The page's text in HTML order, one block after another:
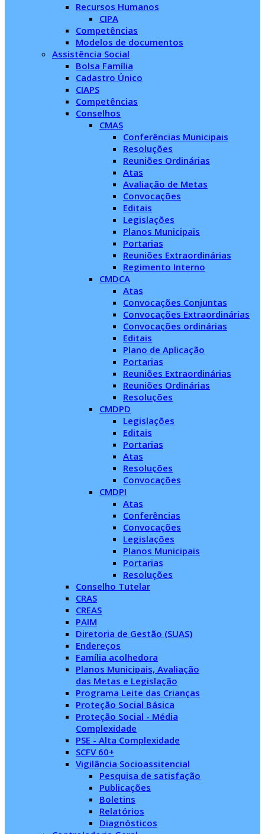
Recursos Humanos
CIPA
Competências
Modelos de documentos
Assistência Social
Bolsa Família
Cadastro Único
CIAPS
Competências
Conselhos
CMAS
Conferências Municipais
Resoluções
Reuniões Ordinárias
Atas
Avaliação de Metas
Convocações
Editais
Legislações
Planos Municipais
Portarias
Reuniões Extraordinárias
Regimento Interno
CMDCA
Atas
Convocações Conjuntas
Convocações Extraordinárias
Convocações ordinárias
Editais
Plano de Aplicação
Portarias
Reuniões Extraordinárias
Reuniões Ordinárias
Resoluções
CMDPD
Legislações
Editais
Portarias
Atas
Resoluções
Convocações
CMDPI
Atas
Conferências
Convocações
Legislações
Planos Municipais
Portarias
Resoluções
Conselho Tutelar
CRAS
CREAS
PAIM
Diretoria de Gestão (SUAS)
Endereços
Família acolhedora
Planos Municipais, Avaliação
das Metas e Legislação
Programa Leite das Crianças
Proteção Social Básica
Proteção Social - Média
Complexidade
PSE - Alta Complexidade
SCFV 60+
Vigilância Socioassitencial
Pesquisa de satisfação
Publicações
Boletins
Relatórios
Diagnósticos